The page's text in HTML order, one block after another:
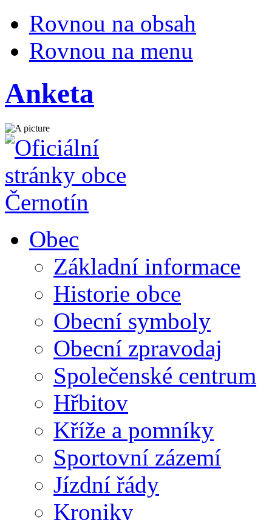
Rovnou na obsah
Rovnou na menu
Anketa
Obec
Základní informace
Historie obce
Obecní symboly
Obecní zpravodaj
Společenské centrum
Hřbitov
Kříže a pomníky
Sportovní zázemí
Jízdní řády
Kroniky